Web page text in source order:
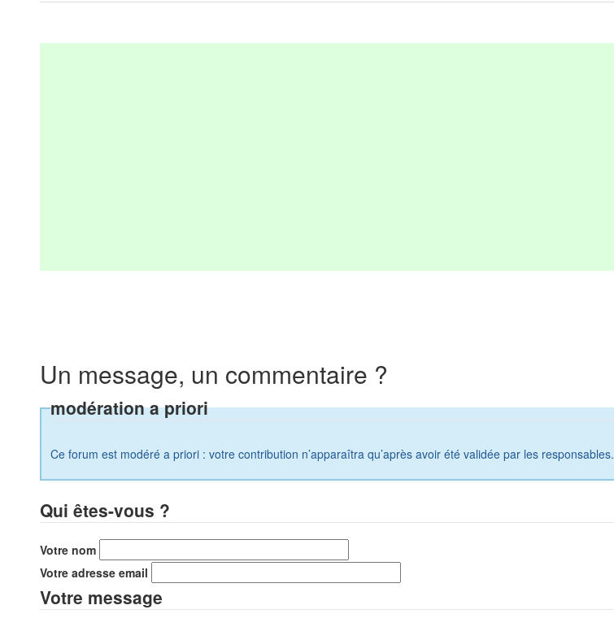
Un message, un commentaire ?
modération a priori
Ce forum est modéré a priori : votre contribution n’apparaîtra qu’après avoir été validée par les responsables.
Qui êtes-vous ?
Votre nom
Votre adresse email
Votre message